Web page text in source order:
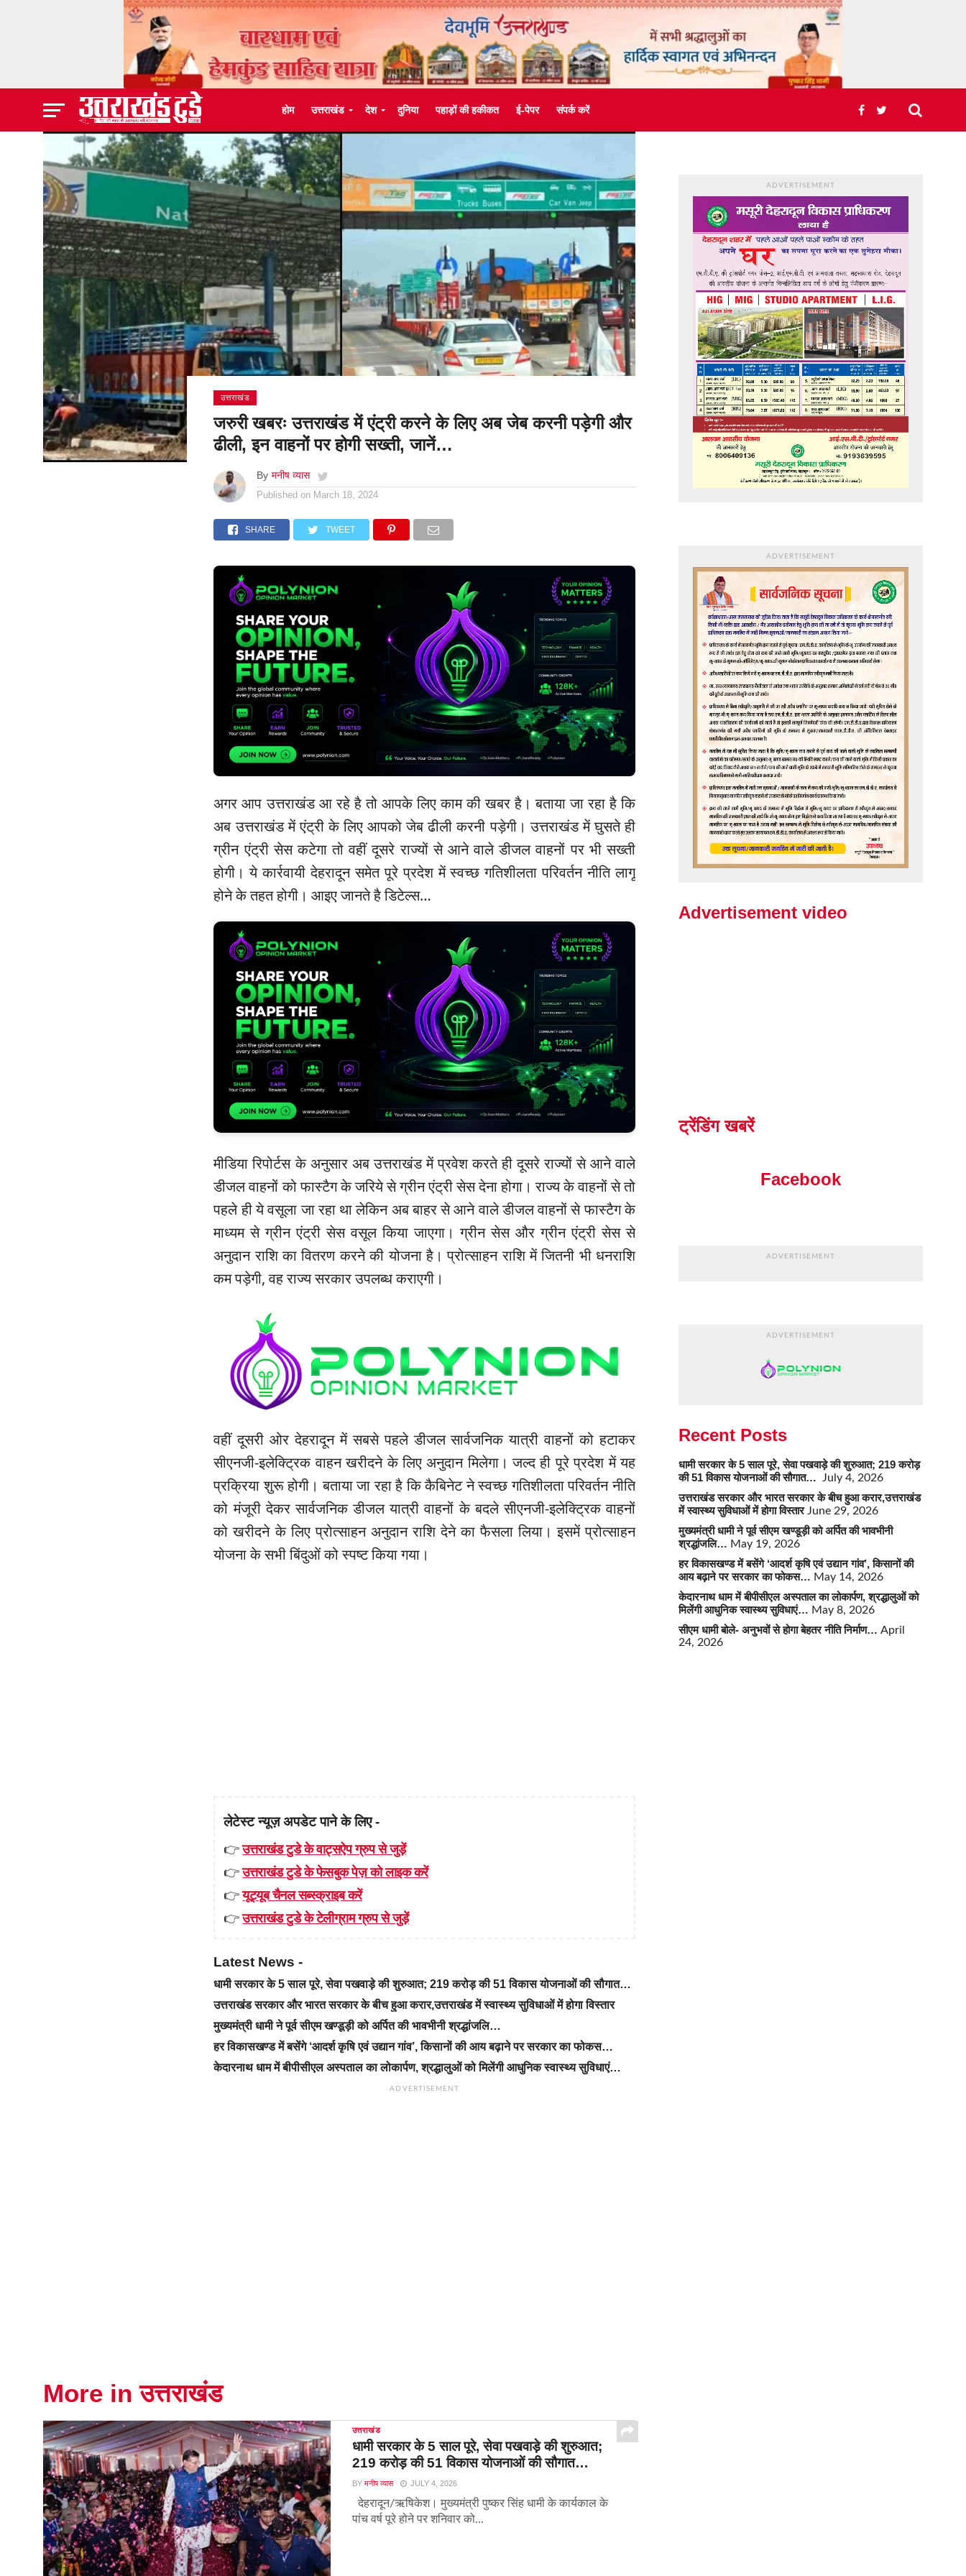
होम उत्तराखंड देश दुनिया पहाड़ों की हकीकत ई-पेपर संपर्क करें
उत्तराखंड
जरुरी खबरः उत्तराखंड में एंट्री करने के लिए अब जेब करनी पड़ेगी और
ढीली, इन वाहनों पर होगी सख्ती, जानें…
By मनीष व्यास
Published on March 18, 2024
SHARE TWEET
अगर आप उत्तराखंड आ रहे है तो आपके लिए काम की खबर है। बताया जा रहा है कि
अब उत्तराखंड में एंट्री के लिए आपको जेब ढीली करनी पड़ेगी। उत्तराखंड में घुसते ही
ग्रीन एंट्री सेस कटेगा तो वहीं दूसरे राज्यों से आने वाले डीजल वाहनों पर भी सख्ती
होगी। ये कार्रवायी देहरादून समेत पूरे प्रदेश में स्वच्छ गतिशीलता परिवर्तन नीति लागू
होने के तहत होगी। आइए जानते है डिटेल्स…
मीडिया रिपोर्टस के अनुसार अब उत्तराखंड में प्रवेश करते ही दूसरे राज्यों से आने वाले
डीजल वाहनों को फास्टैग के जरिये से ग्रीन एंट्री सेस देना होगा। राज्य के वाहनों से तो
पहले ही ये वसूला जा रहा था लेकिन अब बाहर से आने वाले डीजल वाहनों से फास्टैग के
माध्यम से ग्रीन एंट्री सेस वसूल किया जाएगा। ग्रीन सेस और ग्रीन एंट्री सेस से
अनुदान राशि का वितरण करने की योजना है। प्रोत्साहन राशि में जितनी भी धनराशि
कम पड़ेगी, वह राज्य सरकार उपलब्ध कराएगी।
वहीं दूसरी ओर देहरादून में सबसे पहले डीजल सार्वजनिक यात्री वाहनों को हटाकर
सीएनजी-इलेक्ट्रिक वाहन खरीदने के लिए अनुदान मिलेगा। जल्द ही पूरे प्रदेश में यह
प्रक्रिया शुरू होगी। बताया जा रहा है कि कैबिनेट ने स्वच्छ गतिशीलता परिवर्तन नीति
को मंजूरी देकर सार्वजनिक डीजल यात्री वाहनों के बदले सीएनजी-इलेक्ट्रिक वाहनों
को खरीदने के लिए प्रोत्साहन अनुदान राशि देने का फैसला लिया। इसमें प्रोत्साहन
योजना के सभी बिंदुओं को स्पष्ट किया गया।
लेटेस्ट न्यूज़ अपडेट पाने के लिए -
👉उत्तराखंड टुडे के वाट्सऐप ग्रुप से जुड़ें
👉उत्तराखंड टुडे के फेसबुक पेज़ को लाइक करें
👉यूट्यूब चैनल सब्स्क्राइब करें
👉उत्तराखंड टुडे के टेलीग्राम ग्रुप से जुड़ें
Latest News -
धामी सरकार के 5 साल पूरे, सेवा पखवाड़े की शुरुआत; 219 करोड़ की 51 विकास योजनाओं की सौगात…
उत्तराखंड सरकार और भारत सरकार के बीच हुआ करार,उत्तराखंड में स्वास्थ्य सुविधाओं में होगा विस्तार
मुख्यमंत्री धामी ने पूर्व सीएम खण्डूड़ी को अर्पित की भावभीनी श्रद्धांजलि…
हर विकासखण्ड में बसेंगे ‘आदर्श कृषि एवं उद्यान गांव’, किसानों की आय बढ़ाने पर सरकार का फोकस…
केदारनाथ धाम में बीपीसीएल अस्पताल का लोकार्पण, श्रद्धालुओं को मिलेंगी आधुनिक स्वास्थ्य सुविधाएं…
ADVERTISEMENT
More in उत्तराखंड
उत्तराखंड
धामी सरकार के 5 साल पूरे, सेवा पखवाड़े की शुरुआत;
219 करोड़ की 51 विकास योजनाओं की सौगात…
BY मनीष व्यास JULY 4, 2026
देहरादून/ऋषिकेश। मुख्यमंत्री पुष्कर सिंह धामी के कार्यकाल के
पांच वर्ष पूरे होने पर शनिवार को...
ADVERTISEMENT
ADVERTISEMENT
Advertisement video
ट्रेंडिंग खबरें
Facebook
ADVERTISEMENT
ADVERTISEMENT
Recent Posts
धामी सरकार के 5 साल पूरे, सेवा पखवाड़े की शुरुआत; 219 करोड़
की 51 विकास योजनाओं की सौगात… July 4, 2026
उत्तराखंड सरकार और भारत सरकार के बीच हुआ करार,उत्तराखंड
में स्वास्थ्य सुविधाओं में होगा विस्तार June 29, 2026
मुख्यमंत्री धामी ने पूर्व सीएम खण्डूड़ी को अर्पित की भावभीनी
श्रद्धांजलि… May 19, 2026
हर विकासखण्ड में बसेंगे ‘आदर्श कृषि एवं उद्यान गांव’, किसानों की
आय बढ़ाने पर सरकार का फोकस… May 14, 2026
केदारनाथ धाम में बीपीसीएल अस्पताल का लोकार्पण, श्रद्धालुओं को
मिलेंगी आधुनिक स्वास्थ्य सुविधाएं… May 8, 2026
सीएम धामी बोले- अनुभवों से होगा बेहतर नीति निर्माण… April
24, 2026